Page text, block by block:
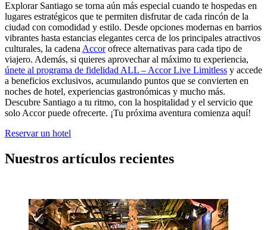
Explorar Santiago se torna aún más especial cuando te hospedas en
lugares estratégicos que te permiten disfrutar de cada rincón de la
ciudad con comodidad y estilo. Desde opciones modernas en barrios
vibrantes hasta estancias elegantes cerca de los principales atractivos
culturales, la cadena Accorofrece alternativas para cada tipo de
viajero. Además, si quieres aprovechar al máximo tu experiencia,
únete al programa de fidelidad ALL – Accor Live Limitless y accede
a beneficios exclusivos, acumulando puntos que se convierten en
noches de hotel, experiencias gastronómicas y mucho más.
Descubre Santiago a tu ritmo, con la hospitalidad y el servicio que
solo Accor puede ofrecerte. ¡Tu próxima aventura comienza aquí!
Reservar un hotel
Nuestros artículos recientes